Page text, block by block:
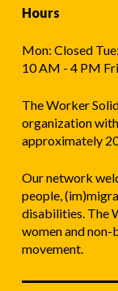
Hours
Mon: Closed
10 AM - 4 PM
The Worker
organization
approximately
Our network
people,
disabilities. The
women and
movement.